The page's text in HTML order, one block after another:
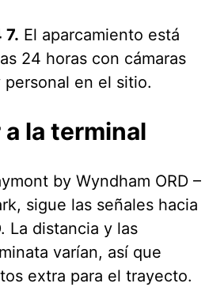
7. El aparcamiento está
24 horas con cámaras
en el sitio.
la terminal
by Wyndham ORD –
sigue las señales hacia
La distancia y las
varían, así que
extra para el trayecto.